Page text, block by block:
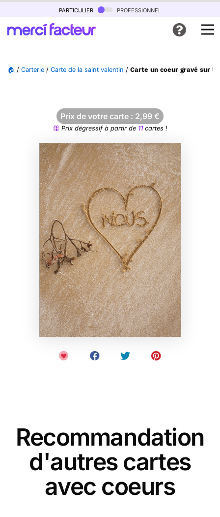
particulier professionnel
🏠 / Carterie / Carte de la saint valentin / Carte un coeur gravé sur le
Prix de votre carte : 2,99 €
Prix dégressif à partir de 11cartes !
Recommandation
d'autres cartes
avec coeurs